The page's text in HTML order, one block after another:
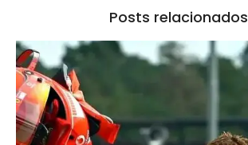
Posts relacionados